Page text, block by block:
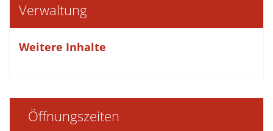
Verwaltung
Weitere Inhalte
Öffnungszeiten